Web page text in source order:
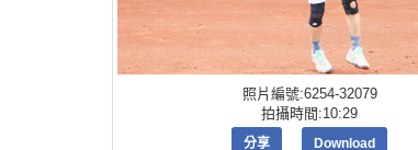
照片編號:6254-32079
拍攝時間:10:29
分享 Download